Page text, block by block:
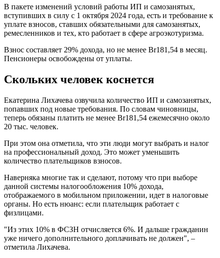
В пакете изменений условий работы ИП и самозанятых,
вступивших в силу с 1 октября 2024 года, есть и требование к
уплате взносов, ставших обязательными для самозанятых,
ремесленников и тех, кто работает в сфере агроэкотуризма.
Взнос составляет 29% дохода, но не менее Br181,54 в месяц.
Пенсионеры освобождены от уплаты.
Скольких человек коснется
Екатерина Лихачева озвучила количество ИП и самозанятых,
попавших под новые требования. По словам чиновницы,
теперь обязаны платить не менее Br181,54 ежемесячно около
20 тыс. человек.
При этом она отметила, что эти люди могут выбрать и налог
на профессиональный доход. Это может уменьшить
количество плательщиков взносов.
Наверняка многие так и сделают, потому что при выборе
данной системы налогообложения 10% дохода,
отображаемого в мобильном приложении, идет в налоговые
органы. Но есть нюанс: если плательщик работает с
физлицами.
"Из этих 10% в ФСЗН отчисляется 6%. И дальше гражданин
уже ничего дополнительного доплачивать не должен", –
отметила Лихачева.